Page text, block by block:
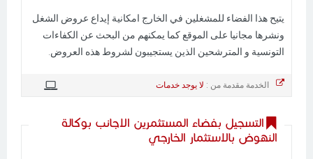
يتيح هذا الفضاء للمشغلين في الخارج امكانية إيداع عروض الشغل
ونشرها مجانيا على الموقع كما يمكنهم من البحث عن الكفاءات
التونسية و المترشحين الذين يستجيبون لشروط هذه العروض.
الخدمة مقدمة من : لا يوجد خدمات
التسجيل بفضاء المستثمرين الاجانب بوكالة
النهوض بالاستثمار الخارجي